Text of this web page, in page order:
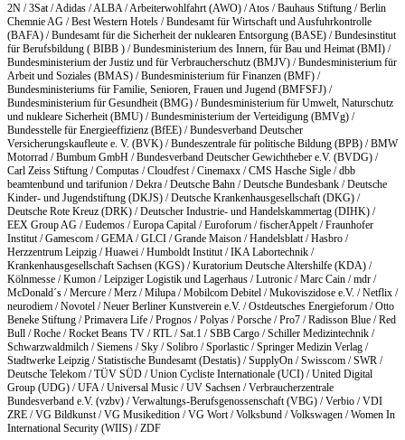
2N / 3Sat / Adidas / ALBA / Arbeiterwohlfahrt (AWO) / Atos / Bauhaus Stiftung / Berlin
Chemnie AG / Best Western Hotels / Bundesamt für Wirtschaft und Ausfuhrkontrolle
(BAFA) / Bundesamt für die Sicherheit der nuklearen Entsorgung (BASE) / Bundesinstitut
für Berufsbildung ( BIBB ) / Bundesministerium des Innern, für Bau und Heimat (BMI) /
Bundesministerium der Justiz und für Verbraucherschutz (BMJV) / Bundesministerium für
Arbeit und Soziales (BMAS) / Bundesministerium für Finanzen (BMF) /
Bundesministeriums für Familie, Senioren, Frauen und Jugend (BMFSFJ) /
Bundesministerium für Gesundheit (BMG) / Bundesministerium für Umwelt, Naturschutz
und nukleare Sicherheit (BMU) / Bundesministerium der Verteidigung (BMVg) /
Bundesstelle für Energieeffizienz (BfEE) / Bundesverband Deutscher
Versicherungskaufleute e. V. (BVK) / Bundeszentrale für politische Bildung (BPB) / BMW
Motorrad / Bumbum GmbH / Bundesverband Deutscher Gewichtheber e.V. (BVDG) /
Carl Zeiss Stiftung / Computas / Cloudfest / Cinemaxx / CMS Hasche Sigle / dbb
beamtenbund und tarifunion / Dekra / Deutsche Bahn / Deutsche Bundesbank / Deutsche
Kinder- und Jugendstiftung (DKJS) / Deutsche Krankenhausgesellschaft (DKG) /
Deutsche Rote Kreuz (DRK) / Deutscher Industrie- und Handelskammertag (DIHK) /
EEX Group AG / Eudemos / Europa Capital / Euroforum / fischerAppelt / Fraunhofer
Institut / Gamescom / GEMA / GLCI / Grande Maison / Handelsblatt / Hasbro /
Herzzentrum Leipzig / Huawei / Humboldt Institut / IKA Labortechnik /
Krankenhausgesellschaft Sachsen (KGS) / Kuratorium Deutsche Altershilfe (KDA) /
Kölnmesse / Kumon / Leipziger Logistik und Lagerhaus / Lutronic / Marc Cain / mdr /
McDonald´s / Mercure / Merz / Milupa / Mobilcom Debitel / Mukoviszidose e.V. / Netflix /
neurodiem / Novotel / Neuer Berliner Kunstverein e.V. / Ostdeutsches Energieforum / Otto
Beneke Stiftung / Primavera Life / Prognos / Polyas / Porsche / Pro7 / Radisson Blue / Red
Bull / Roche / Rocket Beans TV / RTL / Sat.1 / SBB Cargo / Schiller Medizintechnik /
Schwarzwaldmilch / Siemens / Sky / Solibro / Sporlastic / Springer Medizin Verlag /
Stadtwerke Leipzig / Statistische Bundesamt (Destatis) / SupplyOn / Swisscom / SWR /
Deutsche Telekom / TÜV SÜD / Union Cycliste Internationale (UCI) / United Digital
Group (UDG) / UFA / Universal Music / UV Sachsen / Verbraucherzentrale
Bundesverband e.V. (vzbv) / Verwaltungs-Berufsgenossenschaft (VBG) / Verbio / VDI
ZRE / VG Bildkunst / VG Musikedition / VG Wort / Volksbund / Volkswagen / Women In
International Security (WIIS) / ZDF